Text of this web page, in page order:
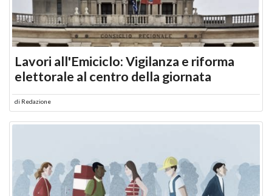
Lavori all'Emiciclo: Vigilanza e riforma
elettorale al centro della giornata
di Redazione